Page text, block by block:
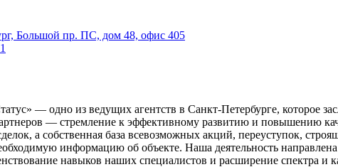
Большой пр. ПС, дом 48, офис 405
— одно из ведущих агентств в Санкт-Петербурге, которое
— стремление к эффективному развитию и повышению
а собственная база всевозможных акций, переуступок,
информацию об объекте. Наша деятельность
навыков наших специалистов и расширение спектра и